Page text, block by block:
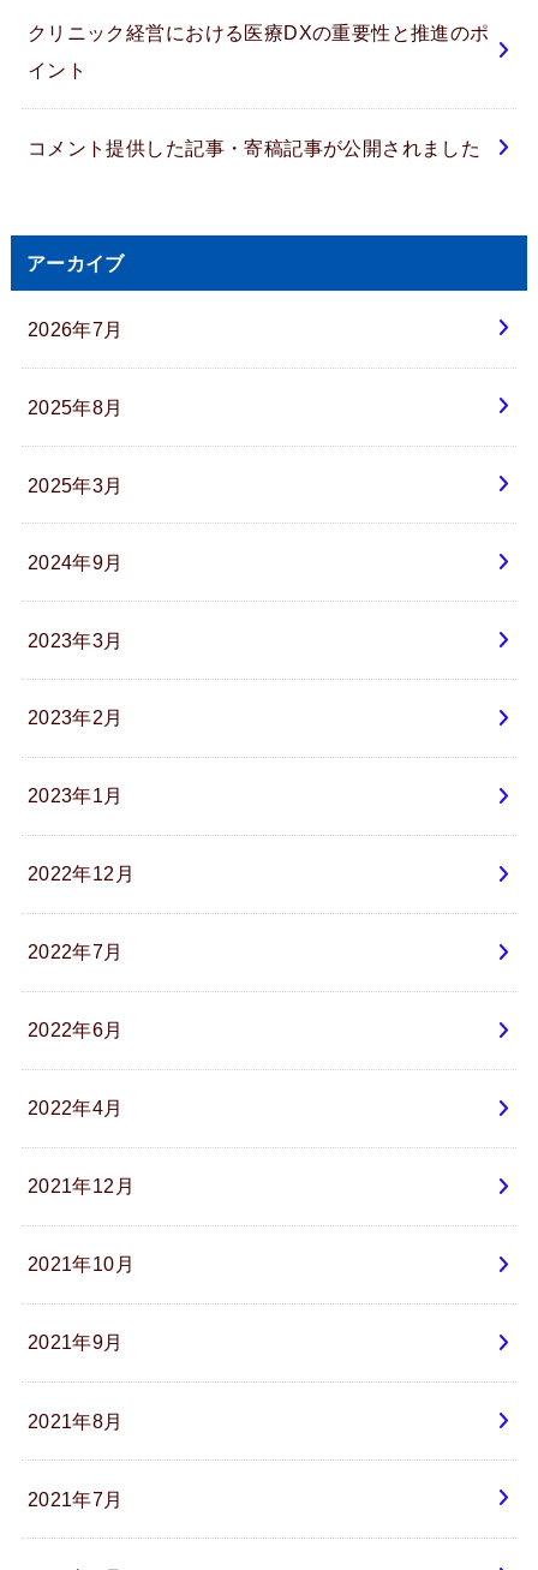
クリニック経営における医療DXの重要性と推進のポ
イント
コメント提供した記事・寄稿記事が公開されました
アーカイブ
2026年7月
2025年8月
2025年3月
2024年9月
2023年3月
2023年2月
2023年1月
2022年12月
2022年7月
2022年6月
2022年4月
2021年12月
2021年10月
2021年9月
2021年8月
2021年7月